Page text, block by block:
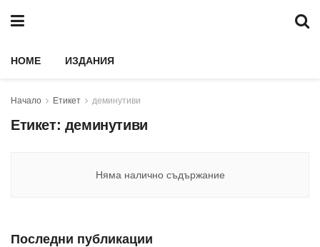
HOME ИЗДАНИЯ
Начало Етикет деминутиви
Етикет: деминутиви
Няма налично съдържание
Последни публикации